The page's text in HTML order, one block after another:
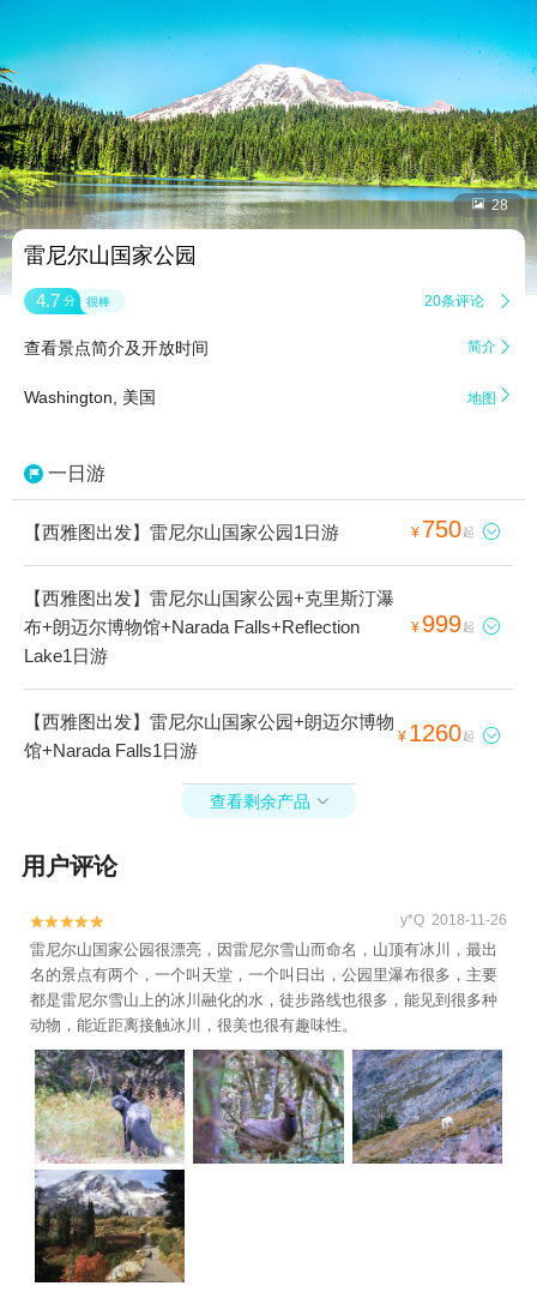
 28
雷尼尔山国家公园
4.7 分 很棒 20条评论 
查看景点简介及开放时间 简介 
Washington, 美国 地图 
一日游
【西雅图出发】雷尼尔山国家公园1日游 ¥ 750起 
【西雅图出发】雷尼尔山国家公园+克里斯汀瀑
布+朗迈尔博物馆+Narada Falls+Reflection
Lake1日游
¥ 999起 
【西雅图出发】雷尼尔山国家公园+朗迈尔博物
馆+Narada Falls1日游
¥ 1260起 
查看剩余产品 
用户评论

 y*Q 2018-11-26
雷尼尔山国家公园很漂亮，因雷尼尔雪山而命名，山顶有冰川，最出
名的景点有两个，一个叫天堂，一个叫日出，公园里瀑布很多，主要
都是雷尼尔雪山上的冰川融化的水，徒步路线也很多，能见到很多种
动物，能近距离接触冰川，很美也很有趣味性。